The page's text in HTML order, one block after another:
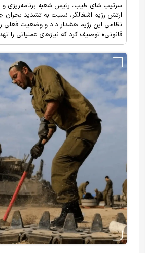
سرتیپ شای طیب، رئیس شعبه برنامه‌ریزی و
ارتش رژیم اشغالگر، نسبت به تشدید
نظامی این رژیم هشدار داد و وضعیت فعلی
قانونی» توصیف کرد که نیازهای عملیاتی را